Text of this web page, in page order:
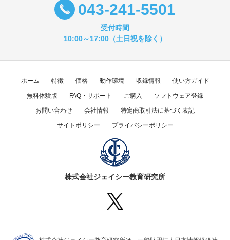
043-241-5501
受付時間
10:00～17:00（土日祝を除く）
ホーム 特徴 価格 動作環境 収録情報 使い方ガイド
無料体験版 FAQ・サポート ご購入 ソフトウェア登録
お問い合わせ 会社情報 特定商取引法に基づく表記
サイトポリシー プライバシーポリシー
株式会社ジェイシー教育研究所